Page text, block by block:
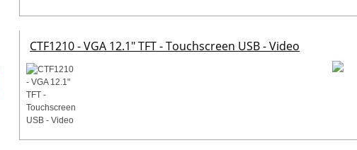
CTF1210 - VGA 12.1" TFT - Touchscreen USB - Video